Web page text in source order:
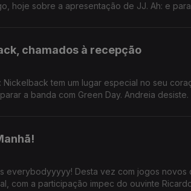
hoje sobre a apresentação de JJ. Ah: e
chamados à recepção
tem um lugar especial no seu
a banda com Green Day. Andreia desiste.
everybodyyyyy! Desta vez com jogos
com a participação impec do ouvinte